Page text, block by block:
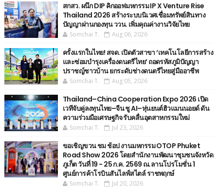
สกสว. ผนึก DIP คิกออฟมหกรรม IP X Venture Rise
Thailand 2026 สร้างระบบนิเวศเชื่อมทรัพย์สินทาง
ปัญญาผ่านกองทุน ววน. เพิ่มคุณค่างานวิจัยไทย
Somchai T. Aug 06, 2026
ครั้งแรกในไทย! สจด. เปิดตัวสาขา ‘เทคโนโลยีการสร้าง
และซ่อมบำรุงเครื่องดนตรีไทย’ ​ถอดรหัสภูมิปัญญา
ปราชญ์ชาวบ้าน ยกระดับช่างดนตรีไทยสู่มืออาชีพ
Somchai T. Aug 05, 2026
Thailand–China Cooperation Expo 2026 เปิด
เวทีจับคู่ลงทุนไทย–จีน ชู AI–หุ่นยนต์ฮิวแมนนอยด์ ดัน
ความร่วมมือเศรษฐกิจ รับคลื่นอุตสาหกรรมใหม่
Somchai T. Jul 23, 2026
ขอเชิญขวน ชม ช้อป งานมหกรรม OTOP Phuket
Road Show 2026 โดยสำนักงานพัฒนาชุมชนจังหวัด
ภูเก็ต วันที่ 19 - 25 ก.ค. 2569 ณ.ลานโปรโมชั่น 1
ศูนย์การค้าโรบินสันไลฟ์สไตล์ ราชพฤกษ์
Somchai T. Jul 20, 2026